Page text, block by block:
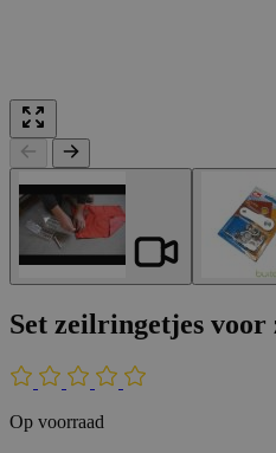
Set zeilringetjes voor
Op voorraad